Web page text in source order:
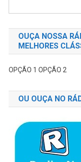
OUÇA NOSSA
MELHORES
OPÇÃO 1 OPÇÃO 2
OU OUÇA NO